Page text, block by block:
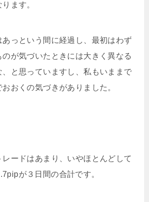
ます。
あっという間に経過し、最初はわず
が気づいたときには大きく異なる
、と思っていますし、私もいままで
おくの気づきがありました。
レードはあまり、いやほとんどして
が３日間の合計です。